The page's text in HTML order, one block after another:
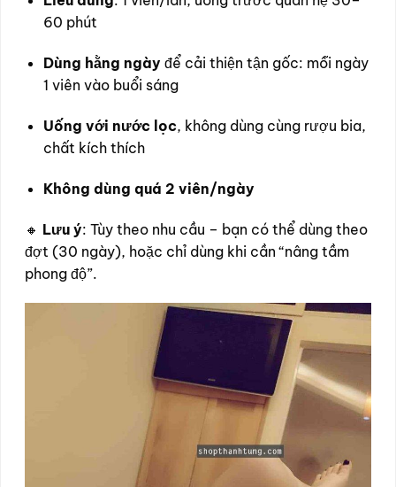
60 phút
Dùng hằng ngày để cải thiện tận gốc: mỗi ngày
1 viên vào buổi sáng
Uống với nước lọc, không dùng cùng rượu bia,
chất kích thích
Không dùng quá 2 viên/ngày
🔸 Lưu ý: Tùy theo nhu cầu – bạn có thể dùng theo
đợt (30 ngày), hoặc chỉ dùng khi cần “nâng tầm
phong độ”.